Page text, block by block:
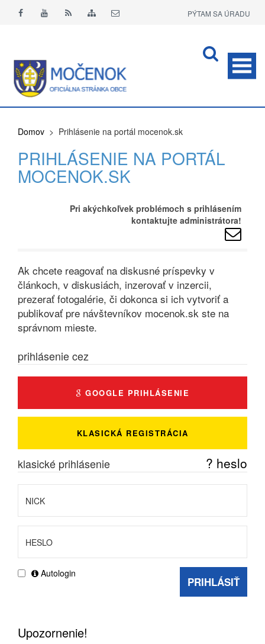
PÝTAM SA ÚRADU
Domov > Prihlásenie na portál mocenok.sk
PRIHLÁSENIE NA PORTÁL
MOCENOK.SK
Pri akýchkoľvek problémoch s prihlásením
kontaktujte administrátora!
Ak chcete reagovať na diskusné príspevky v
článkoch, v diskusiách, inzerovať v inzercii,
prezerať fotogalérie, či dokonca si ich vytvoriť a
publikovať pre návštevníkov mocenok.sk ste na
správnom mieste.
prihlásenie cez
GOOGLE PRIHLÁSENIE
KLASICKÁ REGISTRÁCIA
klasické prihlásenie ? heslo
Autologin
PRIHLÁSIŤ
Upozornenie!